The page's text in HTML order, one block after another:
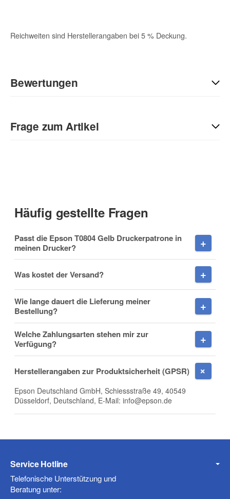
Reichweiten sind Herstellerangaben bei 5 % Deckung.
Bewertungen
Sie Anderen bei der Kaufentscheidung:
Frage zum Artikel
Firma
E-Mail
Häufig gestellte Fragen
Passt die Epson T0804 Gelb Druckerpatrone in
meinen Drucker?
Was kostet der Versand?
Wie lange dauert die Lieferung meiner
Bestellung?
Welche Zahlungsarten stehen mir zur
Verfügung?
Herstellerangaben zur Produktsicherheit (GPSR)
Epson Deutschland GmbH, Schiessstraße 49, 40549
Düsseldorf, Deutschland, E-Mail: info@epson.de
Service Hotline
Telefonische Unterstützung und
Beratung unter: